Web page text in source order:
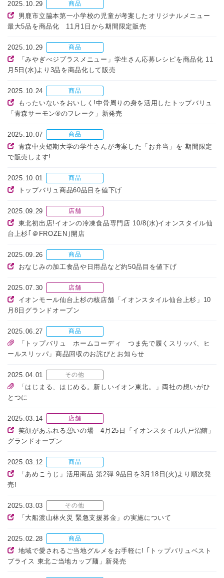
2025.10.29 商品
男鹿市立脇本第一小学校の児童が考案したオリジナルメニュー
最大5品を商品化 11月1日から期間限定販売
2025.10.29 商品
「みやぎべジプラスメニュー」学生さん応募レシピを商品化 11
月5日(水)より3品を商品化して販売
2025.10.24 商品
もったいないをおいしく!中骨周りの身を活用したトップバリュ
「青森サーモン®のフレーク」新発売
2025.10.07 商品
青森中央短期大学の学生さんが考案した「お弁当」を 期間限定
で販売します!
2025.10.01 商品
トップバリュ商品60品目を値下げ
2025.09.29 店舗
東北初出店!イオンの冷凍食品専門店 10/8(水)イオンスタイル仙
台上杉｢＠FROZEN｣開店
2025.09.26 商品
おなじみの加工食品や日用品など約50品目を値下げ
2025.07.30 店舗
イオンモール仙台上杉の核店舗「イオンスタイル仙台上杉」10
月8日グランドオープン
2025.06.27 商品
「トップバリュ ホームコーディ つま先で履くスリッパ、ヒ
ールスリッパ」商品回収のお詫びとお知らせ
2025.04.01 その他
「はじまる、はじめる。新しいイオン東北。」両社の想いがひ
とつに
2025.03.14 店舗
笑顔があふれる憩いの場 4月25日「イオンスタイル八戸沼館」
グランドオープン
2025.03.12 商品
「あめこうじ」活用商品 第2弾 9品目を3月18日(火)より順次発
売!
2025.03.03 その他
「大船渡山林火災 緊急支援募金」の実施について
2025.02.28 商品
地域で愛されるご当地グルメをお手軽に! ｢トップバリュベスト
プライス 東北ご当地カップ麺」新発売